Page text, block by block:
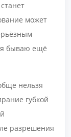
может
я бываю ещё
нельзя
губкой
разрешения